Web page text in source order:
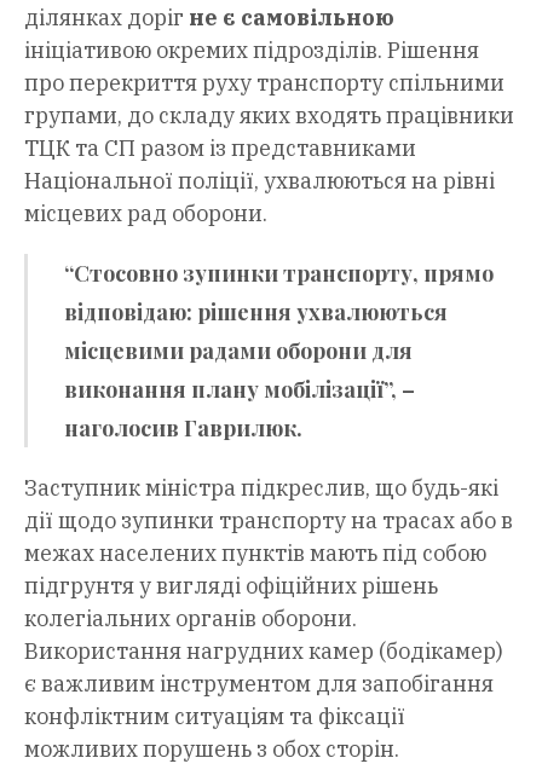
ділянках доріг не є самовільною
ініціативою окремих підрозділів. Рішення
про перекриття руху транспорту спільними
групами, до складу яких входять працівники
ТЦК та СП разом із представниками
Національної поліції, ухвалюються на рівні
місцевих рад оборони.
“Стосовно зупинки транспорту, прямо
відповідаю: рішення ухвалюються
місцевими радами оборони для
виконання плану мобілізації”, –
наголосив Гаврилюк.
Заступник міністра підкреслив, що будь-які
дії щодо зупинки транспорту на трасах або в
межах населених пунктів мають під собою
підгрунтя у вигляді офіційних рішень
колегіальних органів оборони.
Використання нагрудних камер (бодікамер)
є важливим інструментом для запобігання
конфліктним ситуаціям та фіксації
можливих порушень з обох сторін.